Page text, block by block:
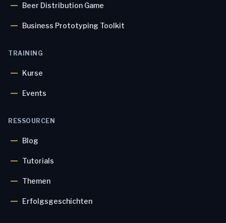
Beer Distribution Game
Business Prototyping Toolkit
TRAINING
Kurse
Events
RESSOURCEN
Blog
Tutorials
Themen
Erfolgsgeschichten